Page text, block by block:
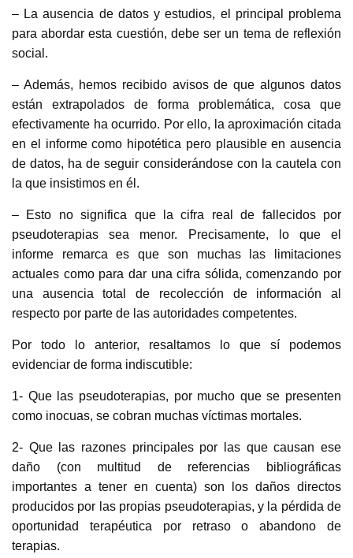
– La ausencia de datos y estudios, el principal problema
para abordar esta cuestión, debe ser un tema de reflexión
social.
– Además, hemos recibido avisos de que algunos datos
están extrapolados de forma problemática, cosa que
efectivamente ha ocurrido. Por ello, la aproximación citada
en el informe como hipotética pero plausible en ausencia
de datos, ha de seguir considerándose con la cautela con
la que insistimos en él.
– Esto no significa que la cifra real de fallecidos por
pseudoterapias sea menor. Precisamente, lo que el
informe remarca es que son muchas las limitaciones
actuales como para dar una cifra sólida, comenzando por
una ausencia total de recolección de información al
respecto por parte de las autoridades competentes.
Por todo lo anterior, resaltamos lo que sí podemos
evidenciar de forma indiscutible:
1- Que las pseudoterapias, por mucho que se presenten
como inocuas, se cobran muchas víctimas mortales.
2- Que las razones principales por las que causan ese
daño (con multitud de referencias bibliográficas
importantes a tener en cuenta) son los daños directos
producidos por las propias pseudoterapias, y la pérdida de
oportunidad terapéutica por retraso o abandono de
terapias.